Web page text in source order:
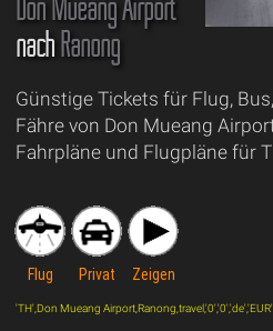
Don Mueang Airport
nach Ranong
Günstige Tickets für Flug,
Fähre von Don Mueang
Fahrpläne und Flugpläne für
Flug Privat Zeigen
'TH',Don Mueang Airport,Ranong,travel,'0','0','de','EUR'